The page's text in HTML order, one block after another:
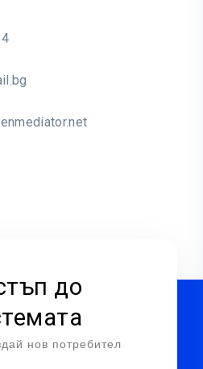
до
нов потребител